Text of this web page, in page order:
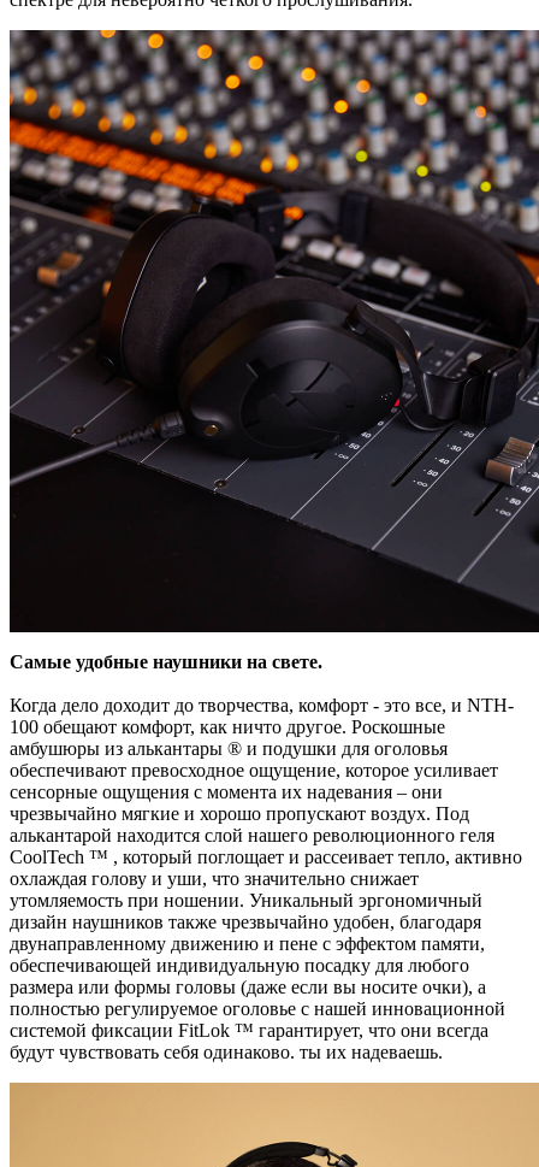
Самые удобные наушники на свете.
Когда дело доходит до творчества, комфорт - это все, и NTH-
100 обещают комфорт, как ничто другое. Роскошные
амбушюры из алькантары ® и подушки для оголовья
обеспечивают превосходное ощущение, которое усиливает
сенсорные ощущения с момента их надевания – они
чрезвычайно мягкие и хорошо пропускают воздух. Под
алькантарой находится слой нашего революционного геля
CoolTech ™ , который поглощает и рассеивает тепло, активно
охлаждая голову и уши, что значительно снижает
утомляемость при ношении. Уникальный эргономичный
дизайн наушников также чрезвычайно удобен, благодаря
двунаправленному движению и пене с эффектом памяти,
обеспечивающей индивидуальную посадку для любого
размера или формы головы (даже если вы носите очки), а
полностью регулируемое оголовье с нашей инновационной
системой фиксации FitLok ™ гарантирует, что они всегда
будут чувствовать себя одинаково. ты их надеваешь.